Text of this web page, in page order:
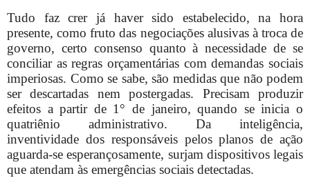
Tudo faz crer já haver sido estabelecido, na hora
presente, como fruto das negociações alusivas à troca de
governo, certo consenso quanto à necessidade de se
conciliar as regras orçamentárias com demandas sociais
imperiosas. Como se sabe, são medidas que não podem
ser descartadas nem postergadas. Precisam produzir
efeitos a partir de 1° de janeiro, quando se inicia o
quatriênio administrativo. Da inteligência,
inventividade dos responsáveis pelos planos de ação
aguarda-se esperançosamente, surjam dispositivos legais
que atendam às emergências sociais detectadas.